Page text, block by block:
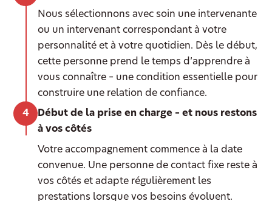
Nous sélectionnons avec soin une intervenante
ou un intervenant correspondant à votre
personnalité et à votre quotidien. Dès le début,
cette personne prend le temps d’apprendre à
vous connaître – une condition essentielle pour
construire une relation de confiance.
Début de la prise en charge – et nous restons
à vos côtés
Votre accompagnement commence à la date
convenue. Une personne de contact fixe reste à
vos côtés et adapte régulièrement les
prestations lorsque vos besoins évoluent.